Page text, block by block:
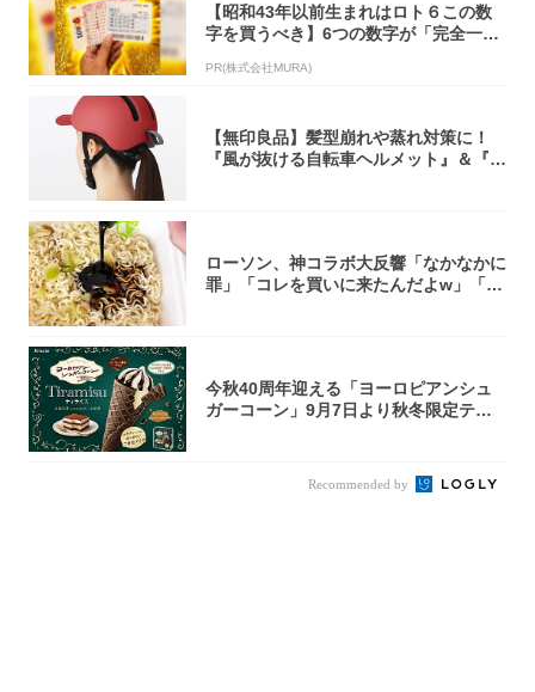
【昭和43年以前生まれはロト６この数
字を買うべき】6つの数字が「完全一
PR(株式会社MURA)
【無印良品】髪型崩れや蒸れ対策に！
『風が抜ける自転車ヘルメット』＆『2
ローソン、神コラボ大反響「なかなかに
罪」「コレを買いに来たんだよw」「３
今秋40周年迎える「ヨーロピアンシュ
ガーコーン」9月7日より秋冬限定ティ
Recommended by